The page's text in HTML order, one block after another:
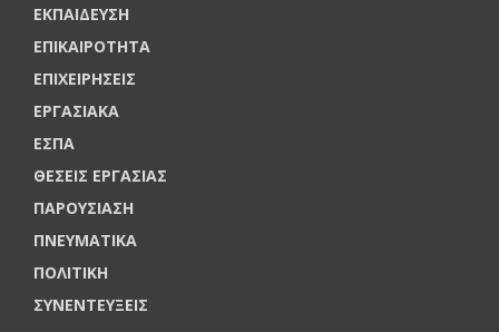
ΕΚΠΑΙΔΕΥΣΗ
ΕΠΙΚΑΙΡΟΤΗΤΑ
ΕΠΙΧΕΙΡΗΣΕΙΣ
ΕΡΓΑΣΙΑΚΑ
ΕΣΠΑ
ΘΕΣΕΙΣ ΕΡΓΑΣΙΑΣ
ΠΑΡΟΥΣΙΑΣΗ
ΠΝΕΥΜΑΤΙΚΑ
ΠΟΛΙΤΙΚΗ
ΣΥΝΕΝΤΕΥΞΕΙΣ